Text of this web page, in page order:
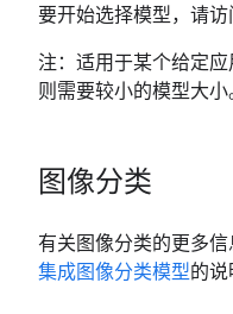
要开始选择模型，请
注：适用于某个给定
则需要较小的模型大
图像分类
有关图像分类的更多信
集成图像分类模型的说